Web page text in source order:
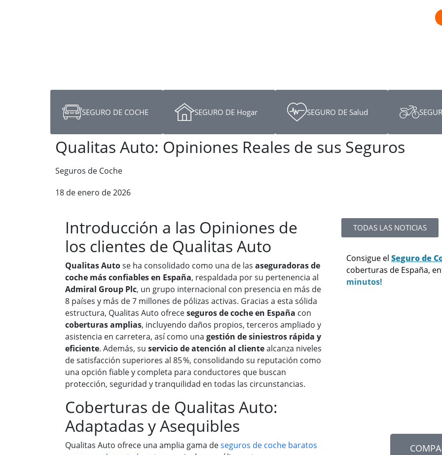
SEGURO DE COCHE SEGURO DE Hogar SEGURO DE Salud
Qualitas Auto: Opiniones Reales de sus Seguros
Seguros de Coche
18 de enero de 2026
Introducción a las Opiniones de
los clientes de Qualitas Auto
Qualitas Autose ha consolidado como una de las aseguradoras de
coche más confiables en España, respaldada por su pertenencia al
Admiral Group Plc, un grupo internacional con presencia en más de
8 países y más de 7 millones de pólizas activas. Gracias a esta sólida
estructura, Qualitas Auto ofreceseguros de coche en España con
coberturas amplias, incluyendo daños propios, terceros ampliado y
asistencia en carretera, así como una gestión de siniestros rápida y
eficiente. Además, su servicio de atención al clientealcanza niveles
de satisfacción superiores al 85 %, consolidando su reputación como
una opción fiable y completa para conductores que buscan
protección, seguridad y tranquilidad en todas las circunstancias.
Coberturas de Qualitas Auto:
Adaptadas y Asequibles
Qualitas Auto ofrece una amplia gama deseguros de coche baratos
TODAS LAS NOTICIAS
Consigue el Seguro de
coberturas de España,
minutos!